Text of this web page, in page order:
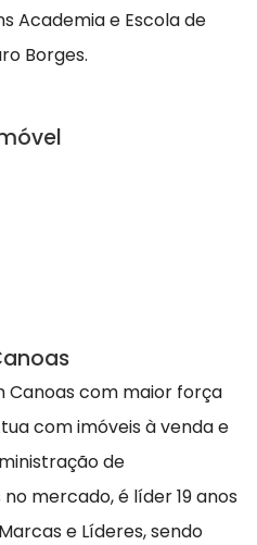
Academia e Escola de
Borges.
Canoas com maior força
com imóveis à venda e
de
mercado, é líder 19 anos
e Líderes, sendo